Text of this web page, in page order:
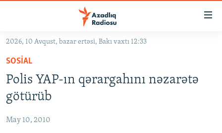
Əsas
qayıt
Əsas
naviqasiyaya
qayıt
GÜNDƏM
#İZAHLA
KORRUPSIOMETR
#ƏSLINDƏ
FƏRQƏ BAX
2026, 10 Avqust, bazar ertəsi, Bakı vaxtı 12:33
SOSIAL
Polis YAP-ın qərargahını nəzarətə
götürüb
May 10, 2010